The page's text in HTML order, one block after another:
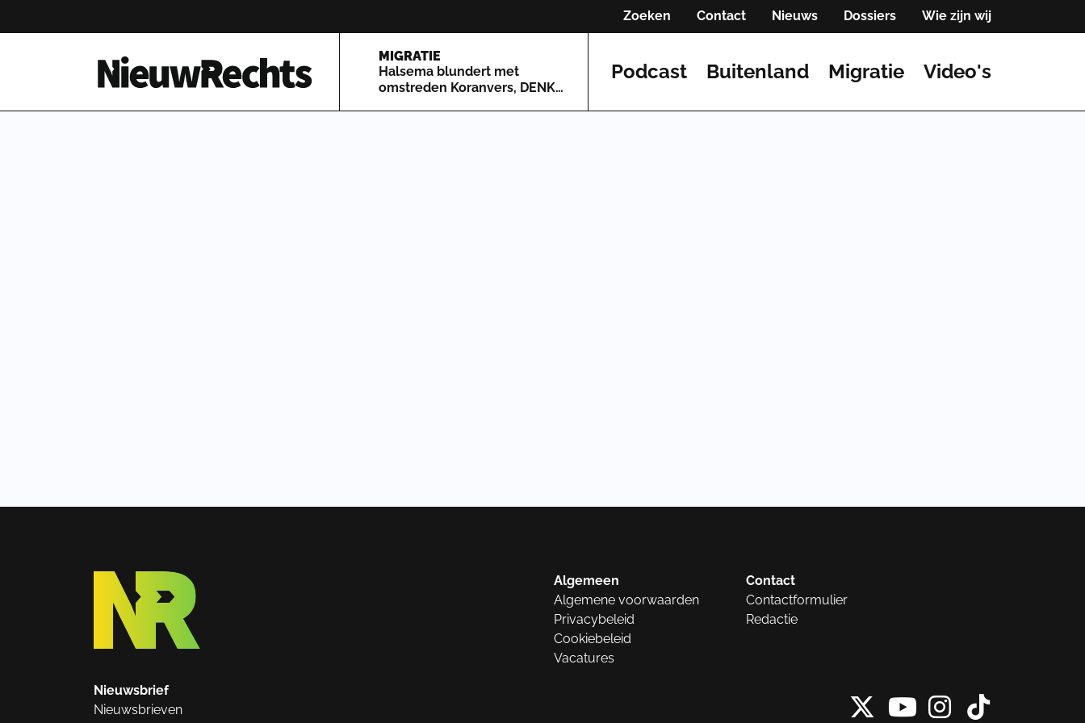
Zoeken Contact Nieuws Dossiers Wie zijn wij
Homepage van NieuwRechts
MIGRATIE
Halsema blundert met
omstreden Koranvers, DENK
Podcast Buitenland Migratie Video's
Algemeen
Algemene voorwaarden
Privacybeleid
Cookiebeleid
Vacatures
Contact
Contactformulier
Redactie
Nieuwsbrief
Nieuwsbrieven
X vanInstagram
Tiktok